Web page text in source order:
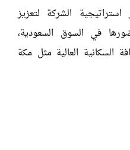
الشركة لتعزيز
في السوق السعودية،
السكانية العالية مثل مكة